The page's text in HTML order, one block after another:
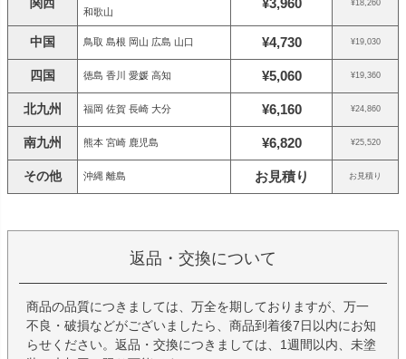
関西
和歌山
¥3,960 ¥18,260
中国 鳥取 島根 岡山 広島 山口 ¥4,730 ¥19,030
四国 徳島 香川 愛媛 高知 ¥5,060 ¥19,360
北九州 福岡 佐賀 長崎 大分 ¥6,160 ¥24,860
南九州 熊本 宮崎 鹿児島 ¥6,820 ¥25,520
その他 沖縄 離島 お見積り お見積り
返品・交換について
商品の品質につきましては、万全を期しておりますが、万一
不良・破損などがございましたら、商品到着後7日以内にお知
らせください。返品・交換につきましては、1週間以内、未塗